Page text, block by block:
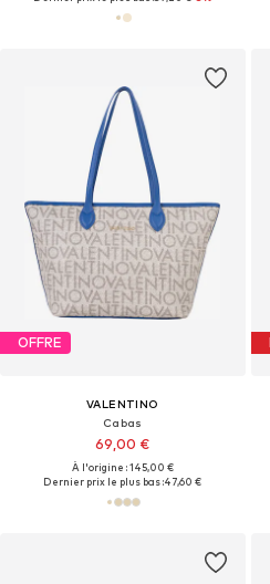
OFFRE
VALENTINO
Cabas
69,00 €
À l'origine : 145,00 €
Dernier prix le plus bas :47,60 €